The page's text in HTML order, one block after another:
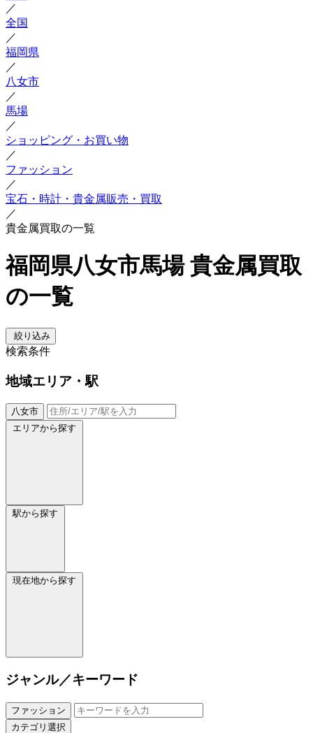
／
全国
／
福岡県
／
八女市
／
馬場
／
ショッピング・お買い物
／
ファッション
／
宝石・時計・貴金属販売・買取
／
貴金属買取の一覧
福岡県八女市馬場 貴金属買取
の一覧
絞り込み
検索条件
地域エリア・駅
八女市
エリアから探す
駅から探す
現在地から探す
ジャンル／キーワード
ファッション
カテゴリ選択